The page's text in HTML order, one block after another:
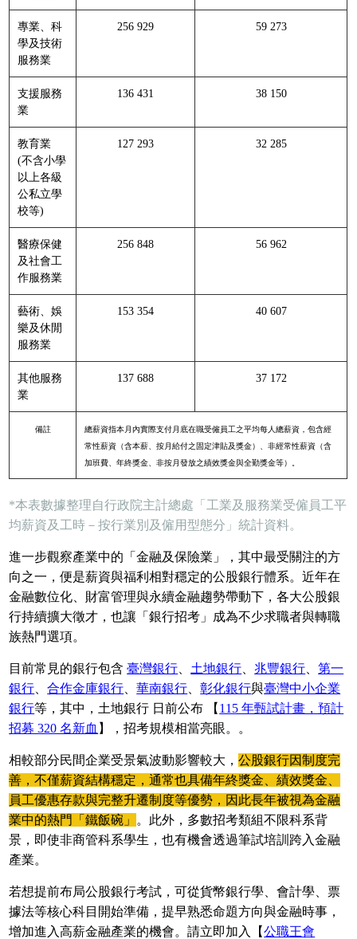
專業、科
學及技術
服務業
256 929 59 273
支援服務
業
136 431 38 150
教育業
(不含小學
以上各級
公私立學
校等)
127 293 32 285
醫療保健
及社會工
作服務業
256 848 56 962
藝術、娛
樂及休閒
服務業
153 354 40 607
其他服務
業
137 688 37 172
備註
總薪資指本月內實際支付月底在職受僱員工之平均每人總薪資，包含經
常性薪資（含本薪、按月給付之固定津貼及獎金）、非經常性薪資（含
加班費、年終獎金、非按月發放之績效獎金與全勤獎金等）。
*本表數據整理自行政院主計總處「工業及服務業受僱員工平
均薪資及工時－按行業別及僱用型態分」統計資料。
進一步觀察產業中的「金融及保險業」，其中最受關注的方
向之一，便是薪資與福利相對穩定的公股銀行體系。近年在
金融數位化、財富管理與永續金融趨勢帶動下，各大公股銀
行持續擴大徵才，也讓「銀行招考」成為不少求職者與轉職
族熱門選項。
目前常見的銀行包含臺灣銀行 土地銀行 、兆豐銀行 、第一
銀行 、合作金庫銀行 、華南銀行 、彰化銀行與臺灣中小企業
銀行等，其中，土地銀行 日前公布 【 115 年甄試計畫，預計
招募 320 名新血 】，招考規模相當亮眼。。
相較部分民間企業受景氣波動影響較大，公股銀行因制度完
善，不僅薪資結構穩定，通常也具備年終獎金、績效獎金、
員工優惠存款與完整升遷制度等優勢，因此長年被視為金融
業中的熱門「鐵飯碗」
。此外，多數招考類組不限科系背
景，即使非商管科系學生，也有機會透過筆試培訓跨入金融
產業。
若想提前布局公股銀行考試，可從貨幣銀行學、會計學、票
據法等核心科目開始準備，提早熟悉命題方向與金融時事，
增加進入高薪金融產業的機會。請立即加入【公職王會